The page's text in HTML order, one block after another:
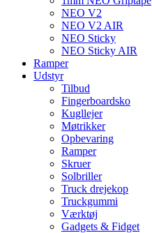
NEO V2
NEO V2 AIR
NEO Sticky
NEO Sticky AIR
Ramper
Udstyr
Tilbud
Fingerboardsko
Kugllejer
Møtrikker
Opbevaring
Ramper
Skruer
Solbriller
Truck drejekop
Truckgummi
Værktøj
Gadgets & Fidget